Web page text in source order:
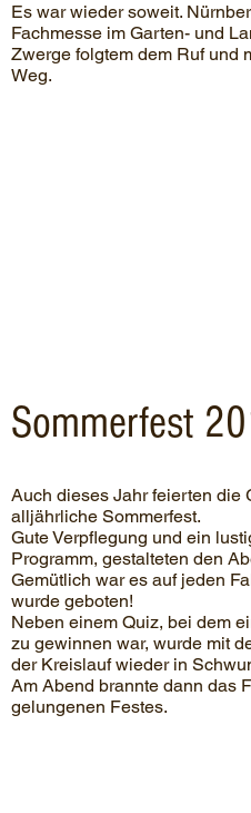
Es war wieder soweit.
Fachmesse im Garten- und
Zwerge folgtem dem Ruf und
Weg.
Sommerfest
Auch dieses Jahr feierten die
alljährliche Sommerfest.
Gute Verpflegung und ein
Programm, gestalteten den
Gemütlich war es auf jeden
wurde geboten!
Neben einem Quiz, bei dem
zu gewinnen war, wurde mit
der Kreislauf wieder in
Am Abend brannte dann das
gelungenen Festes.